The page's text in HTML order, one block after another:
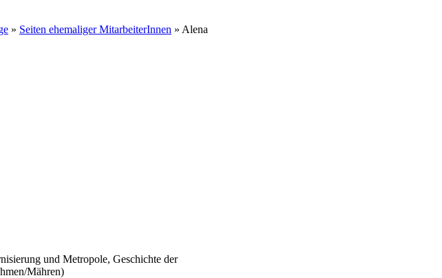
» Seiten ehemaliger MitarbeiterInnen » Alena
und Metropole, Geschichte der
Mähren)